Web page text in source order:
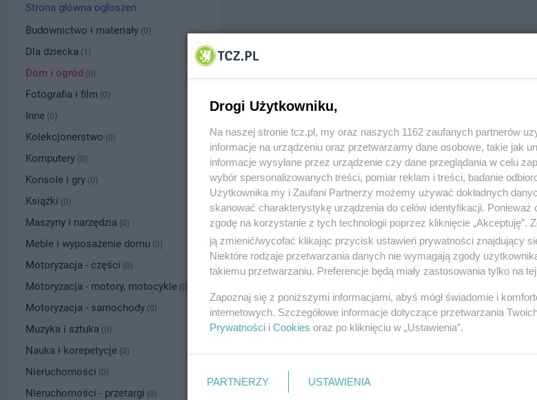
Strona główna ogłoszeń
Budownictwo i materiały (0)
Dla dziecka (1)
Dom i ogród (0)
Fotografia i film (0)
Inne (0)
Kolekcjonerstwo (0)
Komputery (0)
Konsole i gry (0)
Książki (0)
Maszyny i narzędzia (0)
Meble i wyposażenie domu (0)
Motoryzacja - części (0)
Motoryzacja - motory, motocykle (0)
Motoryzacja - samochody (0)
Muzyka i sztuka (0)
Nauka i korepetycje (0)
Nieruchomości (0)
Nieruchomości - przetargi (0)
Drogi Użytkowniku,
Na naszej stronie tcz.pl, my oraz naszych 1162 zaufanych partnerów
informacje na urządzeniu oraz przetwarzamy dane osobowe, takie jak
informacje wysyłane przez urządzenie czy dane przeglądania w celu
wybór spersonalizowanych treści, pomiar reklam i treści, badanie
Użytkownika my i Zaufani Partnerzy możemy używać dokładnych
skanować charakterystykę urządzenia do celów identyfikacji.
zgodę na korzystanie z tych technologii poprzez kliknięcie „Akceptuję”.
ją zmienić/wycofać klikając przycisk ustawień prywatności znajdujący
Niektóre rodzaje przetwarzania danych nie wymagają zgody
takiemu przetwarzaniu. Preferencje będą miały zastosowania tylko na tej
Zapoznaj się z poniższymi informacjami, abyś mógł świadomie i
internetowych. Szczegółowe informacje dotyczące przetwarzania
Prywatności i Cookies oraz po kliknięciu w „Ustawienia”.
PARTNERZY USTAWIENIA